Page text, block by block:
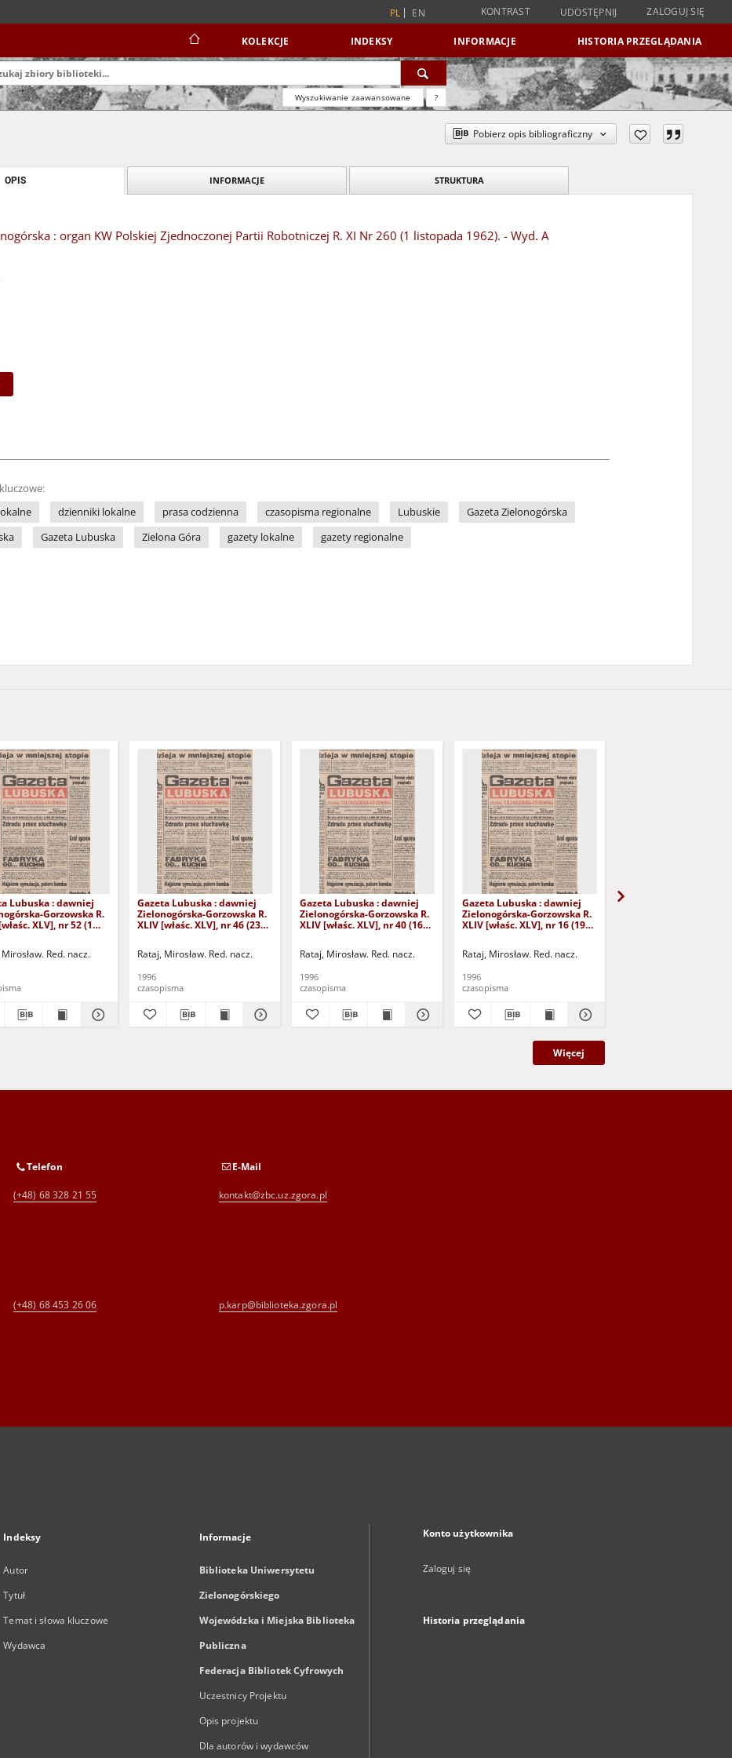
PL EN KONTRAST UDOSTĘPNIJ ZALOGUJ SIĘ
KOLEKCJE INDEKSY INFORMACJE HISTORIA PRZEGLĄDANIA
Wyszukiwanie zaawansowane ?
Pobierz opis bibliograficzny
OPIS INFORMACJE STRUKTURA
: organ KW Polskiej Zjednoczonej Partii Robotniczej R. XI Nr 260 (1 listopada 1962). - Wyd. A
dzienniki lokalne prasa codzienna czasopisma regionalne Lubuskie
Gazeta Zielonogórska
Gazeta Lubuska Zielona Góra gazety lokalne gazety regionalne
Lubuska : dawniej
Gorzowska R.
XLV], nr 52 (1
Red. nacz.
Gazeta Lubuska : dawniej
Zielonogórska-Gorzowska R.
XLIV [właśc. XLV], nr 46 (23
Rataj, Mirosław. Red. nacz.
1996
czasopisma
Gazeta Lubuska : dawniej
Zielonogórska-Gorzowska R.
XLIV [właśc. XLV], nr 40 (16
Rataj, Mirosław. Red. nacz.
1996
czasopisma
Gazeta Lubuska : dawniej
Zielonogórska-Gorzowska R.
XLIV [właśc. XLV], nr 16 (19
Rataj, Mirosław. Red. nacz.
1996
czasopisma
Więcej
Telefon
(+48) 68 328 21 55
E-Mail
kontakt@zbc.uz.zgora.pl
(+48) 68 453 26 06 p.karp@biblioteka.zgora.pl
Indeksy
Autor
Tytuł
Temat i słowa kluczowe
Wydawca
Informacje
Biblioteka Uniwersytetu
Zielonogórskiego
Wojewódzka i Miejska Biblioteka
Publiczna
Federacja Bibliotek Cyfrowych
Uczestnicy Projektu
Opis projektu
Dla autorów i wydawców
Konto użytkownika
Zaloguj się
Historia przeglądania